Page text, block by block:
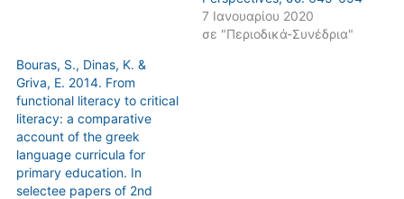
7 Ιανουαρίου 2020
σε "Περιοδικά-Συνέδρια"
Bouras, S., Dinas, K. &
Griva, E. 2014. From
functional literacy to critical
literacy: a comparative
account of the greek
language curricula for
primary education. In
selectee papers of 2nd